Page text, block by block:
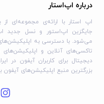
همواره چالش تازه‌ای برای
رابط کاربری ساده، کنترل
باعث می‌شود کاربران در هر
ببرند. اگر به بازی‌های فکری
در کنار سرگرمی، حافظه و
کنید، شهربانو می‌تواند
درباره اپ‌استار
اپ استار با ارائه‌ی مجموعه‌ای از
جایگزین اپ‌استور و نسل جدید اپ
می‌شود. با دسترسی به اپلیکیشن‌های
تاکسی‌های آنلاین و
دیجیتال برای کاربران آیفون در
بزرگترین منبع اپلیکیشن‌های آیفون